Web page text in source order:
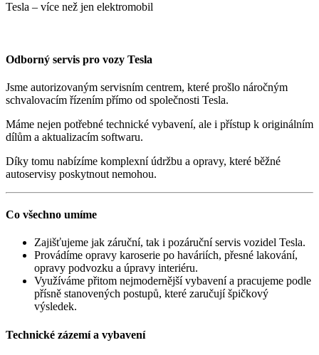
Tesla – více než jen elektromobil
Odborný servis pro vozy Tesla
Jsme autorizovaným servisním centrem, které prošlo náročným
schvalovacím řízením přímo od společnosti Tesla.
Máme nejen potřebné technické vybavení, ale i přístup k originálním
dílům a aktualizacím softwaru.
Díky tomu nabízíme komplexní údržbu a opravy, které běžné
autoservisy poskytnout nemohou.
Co všechno umíme
Zajišťujeme jak záruční, tak i pozáruční servis vozidel Tesla.
Provádíme opravy karoserie po haváriích, přesné lakování,
opravy podvozku a úpravy interiéru.
Využíváme přitom nejmodernější vybavení a pracujeme podle
přísně stanovených postupů, které zaručují špičkový
výsledek.
Technické zázemí a vybavení